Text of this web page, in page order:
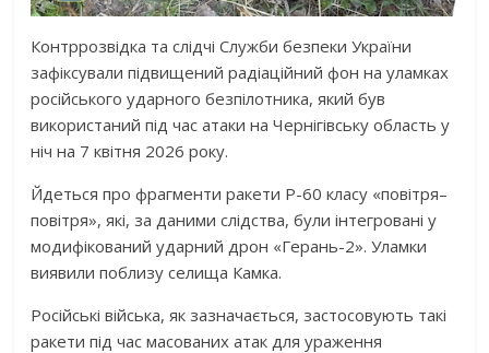
Контррозвідка та слідчі Служби безпеки України
зафіксували підвищений радіаційний фон на уламках
російського ударного безпілотника, який був
використаний під час атаки на Чернігівську область у
ніч на 7 квітня 2026 року.
Йдеться про фрагменти ракети Р-60 класу «повітря–
повітря», які, за даними слідства, були інтегровані у
модифікований ударний дрон «Герань-2». Уламки
виявили поблизу селища Камка.
Російські війська, як зазначається, застосовують такі
ракети під час масованих атак для ураження